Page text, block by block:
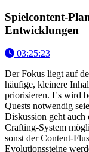
Spielcontent-
Entwicklungen
03:25:23
Der Fokus liegt auf
häufige, kleinere
priorisieren. Es wird
Quests notwendig
Diskussion geht auch
Crafting-System
sonst der Content-
Evolutionssteine